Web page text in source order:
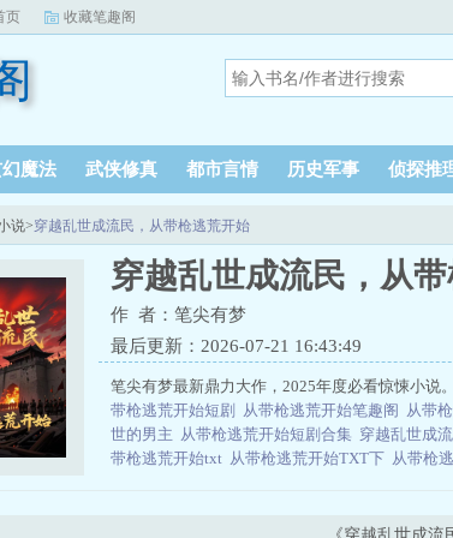
页 收藏笔趣阁
魔法 武侠修真 都市言情 历史军事 侦探推
说>穿越乱世成流民，从带枪逃荒开始
穿越乱世成流民，从
作 者：笔尖有梦
最后更新：2026-07-21 16:43:49
笔尖有梦最新鼎力大作，2025年度必看惊悚小说。
带枪逃荒开始短剧 从带枪逃荒开始笔趣阁 从带
世的男主 从带枪逃荒开始短剧合集 穿越乱世成
带枪逃荒开始txt 从带枪逃荒开始TXT下 从带枪